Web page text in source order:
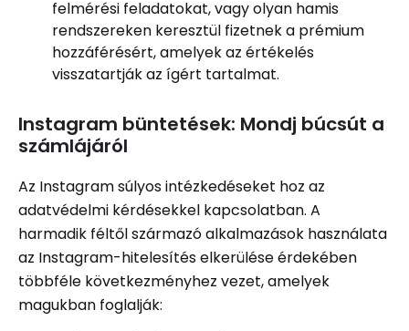
felmérési feladatokat, vagy olyan hamis
rendszereken keresztül fizetnek a prémium
hozzáférésért, amelyek az értékelés
visszatartják az ígért tartalmat.
Instagram büntetések: Mondj búcsút a
számlájáról
Az Instagram súlyos intézkedéseket hoz az
adatvédelmi kérdésekkel kapcsolatban. A
harmadik féltől származó alkalmazások használata
az Instagram-hitelesítés elkerülése érdekében
többféle következményhez vezet, amelyek
magukban foglalják: